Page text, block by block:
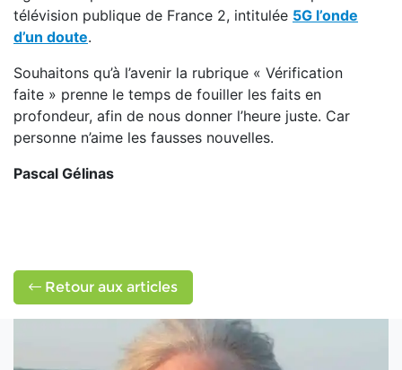
télévision publique de France 2, intitulée 5G l’onde
d’un doute.
Souhaitons qu’à l’avenir la rubrique « Vérification
faite » prenne le temps de fouiller les faits en
profondeur, afin de nous donner l’heure juste. Car
personne n’aime les fausses nouvelles.
Pascal Gélinas
Retour aux articles